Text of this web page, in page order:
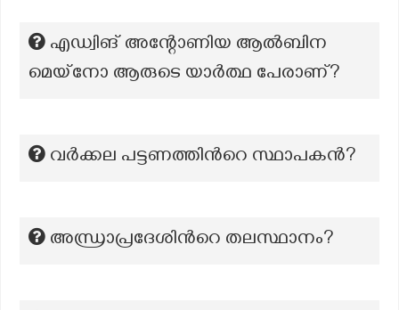
എഡ്വിങ് അന്റോണിയ ആൽബിന
മെയ്നോ ആരുടെ യാർത്ഥ പേരാണ്?
വർക്കല പട്ടണത്തിന്‍റെ സ്ഥാപകൻ?
അന്ധ്രാപ്രദേശിന്‍റെ തലസ്ഥാനം?